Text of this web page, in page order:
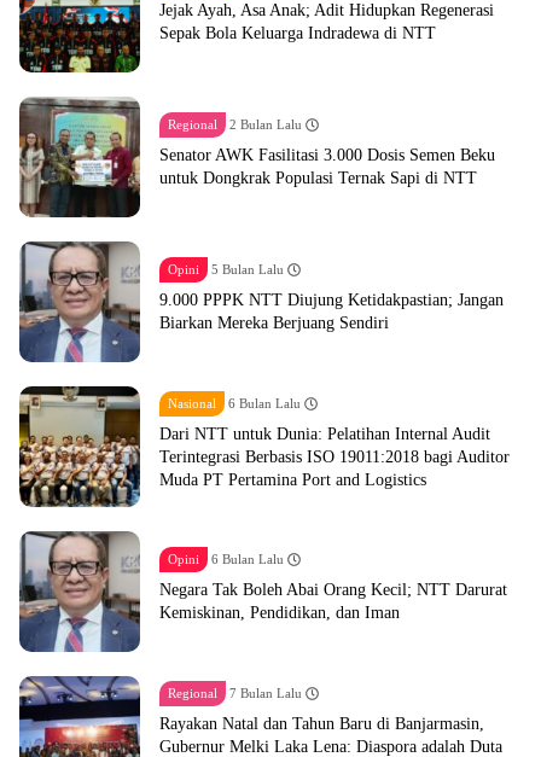
Jejak Ayah, Asa Anak; Adit Hidupkan Regenerasi
Sepak Bola Keluarga Indradewa di NTT
Regional 2 Bulan Lalu
Senator AWK Fasilitasi 3.000 Dosis Semen Beku
untuk Dongkrak Populasi Ternak Sapi di NTT
Opini 5 Bulan Lalu
9.000 PPPK NTT Diujung Ketidakpastian; Jangan
Biarkan Mereka Berjuang Sendiri
Nasional 6 Bulan Lalu
Dari NTT untuk Dunia: Pelatihan Internal Audit
Terintegrasi Berbasis ISO 19011:2018 bagi Auditor
Muda PT Pertamina Port and Logistics
Opini 6 Bulan Lalu
Negara Tak Boleh Abai Orang Kecil; NTT Darurat
Kemiskinan, Pendidikan, dan Iman
Regional 7 Bulan Lalu
Rayakan Natal dan Tahun Baru di Banjarmasin,
Gubernur Melki Laka Lena: Diaspora adalah Duta